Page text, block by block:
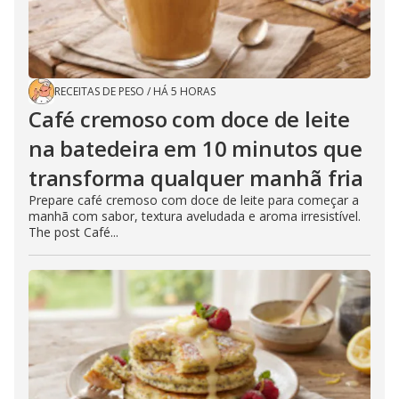
RECEITAS DE PESO / HÁ 5 HORAS
Café cremoso com doce de leite
na batedeira em 10 minutos que
transforma qualquer manhã fria
Prepare café cremoso com doce de leite para começar a
manhã com sabor, textura aveludada e aroma irresistível.
The post Café...